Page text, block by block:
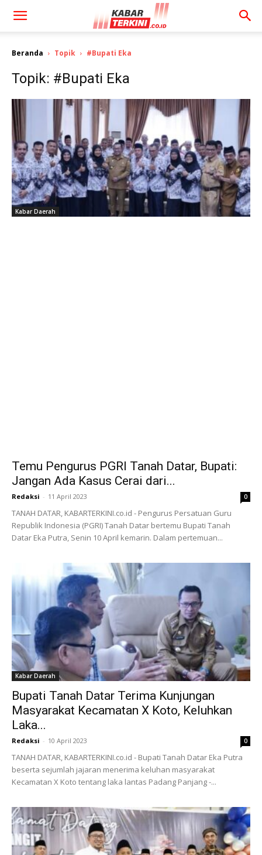
Beranda Topik #Bupati Eka
Topik: #Bupati Eka
Kabar Daerah
Temu Pengurus PGRI Tanah Datar, Bupati:
Jangan Ada Kasus Cerai dari...
Redaksi - 11 April 2023 0
TANAH DATAR, KABARTERKINI.co.id - Pengurus Persatuan Guru
Republik Indonesia (PGRI) Tanah Datar bertemu Bupati Tanah
Datar Eka Putra, Senin 10 April kemarin. Dalam pertemuan...
Kabar Daerah
Bupati Tanah Datar Terima Kunjungan
Masyarakat Kecamatan X Koto, Keluhkan
Laka...
Redaksi - 10 April 2023 0
TANAH DATAR, KABARTERKINI.co.id - Bupati Tanah Datar Eka Putra
beserta sejumlah jajaran menerima keluhan masyarakat
Kecamatan X Koto tentang laka lantas Padang Panjang -...